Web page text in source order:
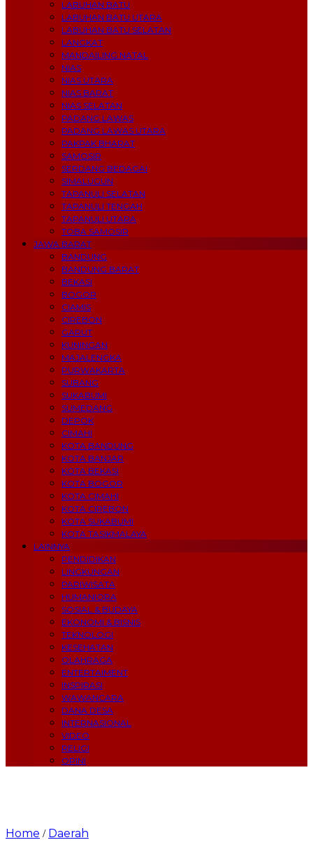
LABUHAN BATU
LABUHAN BATU UTARA
LABUHAN BATU SELATAN
LANGKAT
MANDAILING NATAL
NIAS
NIAS UTARA
NIAS BARAT
NIAS SELATAN
PADANG LAWAS
PADANG LAWAS UTARA
PAKPAK BHARAT
SAMOSIR
SERDANG BEDAGAI
SIMALUGUN
TAPANULI SELATAN
TAPANULI TENGAH
TAPANULI UTARA
TOBA SAMOSIR
JAWA BARAT
BANDUNG
BANDUNG BARAT
BEKASI
BOGOR
CIAMIS
CIREBON
GARUT
KUNINGAN
MAJALENGKA
PURWAKARTA
SUBANG
SUKABUMI
SUMEDANG
DEPOK
CIMAHI
KOTA BANDUNG
KOTA BANJAR
KOTA BEKASI
KOTA BOGOR
KOTA CIMAHI
KOTA CIREBON
KOTA SUKABUMI
KOTA TASIKMALAYA
LAINNYA
PENDIDIKAN
LINGKUNGAN
PARIWISATA
HUMANIORA
SOSIAL & BUDAYA
EKONOMI & BISNIS
TEKNOLOGI
KESEHATAN
OLAHRAGA
ENTERTAIMENT
INSPIRASI
WAWANCARA
DANA DESA
INTERNASIONAL
VIDEO
RELIGI
OPINI
Home / Daerah